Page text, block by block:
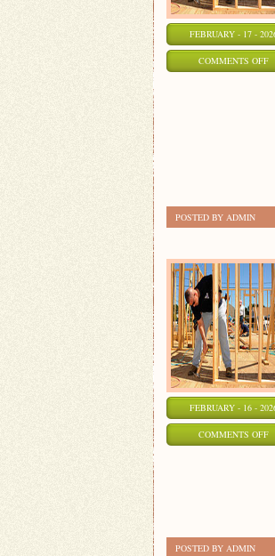
FEBRUARY - 17 -
COMMENTS OFFON
POSTED BY ADMIN
FEBRUARY - 16 -
COMMENTS OFFON
POSTED BY ADMIN